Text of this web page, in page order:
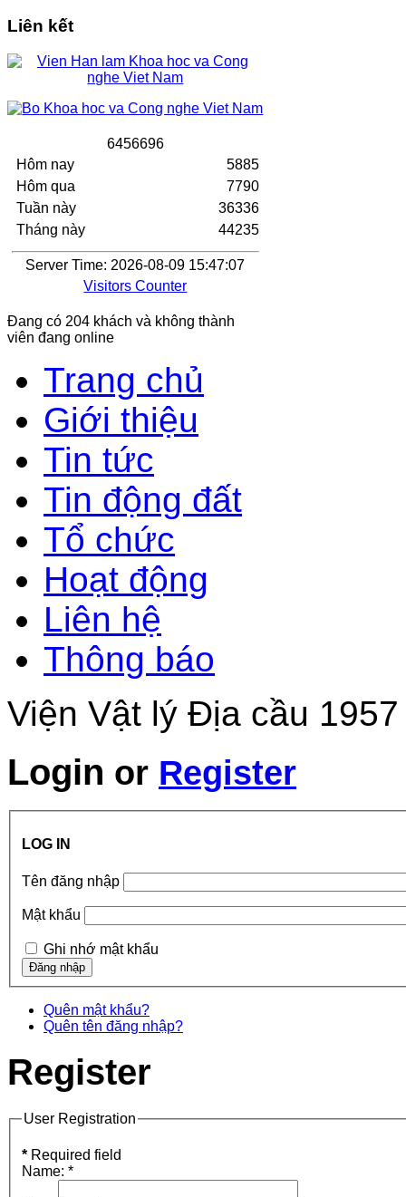
Liên kết
6456696
Hôm nay
Hôm qua
Tuần này
Tháng này
5885
7790
36336
44235
Server Time: 2026-08-09 15:47:07
Visitors Counter
Đang có 204 khách và không thành
viên đang online
Trang chủ
Giới thiệu
Tin tức
Tin động đất
Tổ chức
Hoạt động
Liên hệ
Thông báo
Viện Vật lý Địa cầu
Login or Register
LOG IN
Tên đăng nhập
Mật khẩu
Ghi nhớ mật khẩu
Quên mật khẩu?
Quên tên đăng nhập?
Register
User Registration
* Required field
Name: *